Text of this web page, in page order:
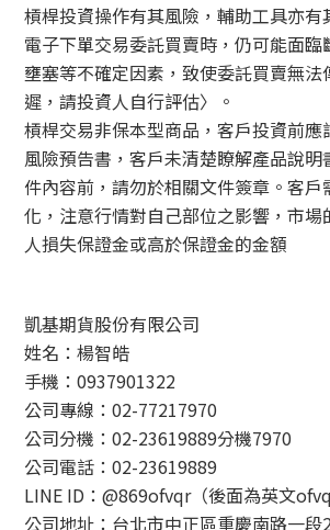
槓桿投資操作有其風險，輔助工具亦有
電子下單交易委託買賣時，仍可能面
壅塞等不確定因素，致使委託買賣無法
遲，請投資人自行評估〉。
槓桿交易非保本型商品，客戶投資前應
風險預告書，客戶未清楚瞭解產品說
件內容前，請勿於相關文件簽章。客戶
化，注意行情對自己部位之影響，市場
人損失保證金或高於保證金的金額
凱基期貨股份有限公司
姓名：楊智皓
手機：0937901322
公司專線：02-77217970
公司分機：02-23619889分機7970
公司電話：02-23619889
LINE ID：@869ofvqr（後面為英文
公司地址：台北市中正區重慶南路一段